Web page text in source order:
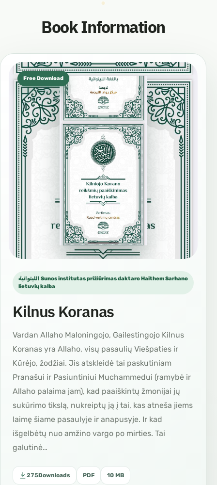
Book Information
Free Download
الليتوانية Sunos institutas prižiūrimas daktaro Haithem Sarhano
lietuvių kalba
Kilnus Koranas
Vardan Allaho Maloningojo, Gailestingojo Kilnus
Koranas yra Allaho, visų pasaulių Viešpaties ir
Kūrėjo, žodžiai. Jis atskleidė tai paskutiniam
Pranašui ir Pasiuntiniui Muchammedui (ramybė ir
Allaho palaima jam), kad paaiškintų žmonijai jų
sukūrimo tikslą, nukreiptų ją į tai, kas atneša jiems
laimę šiame pasaulyje ir anapusyje. Ir kad
išgelbėtų nuo amžino vargo po mirties. Tai
galutinė…
275Downloads PDF 10 MB